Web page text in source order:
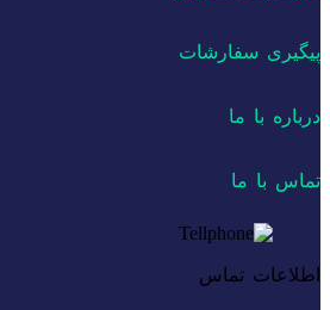
پیگیری سفارشات
درباره با ما
تماس با ما
اطلاعات تماس